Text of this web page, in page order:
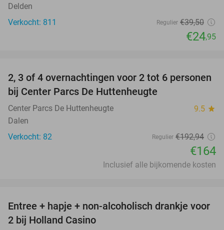
Delden
Verkocht: 811
Regulier €39,50
€24,95
15%
2, 3 of 4 overnachtingen voor 2 tot 6 personen
bij Center Parcs De Huttenheugte
Center Parcs De Huttenheugte 9.5 star
Dalen
Verkocht: 82
Regulier €192,94
€164
Inclusief alle bijkomende kosten
52%
Entree + hapje + non-alcoholisch drankje voor
2 bij Holland Casino